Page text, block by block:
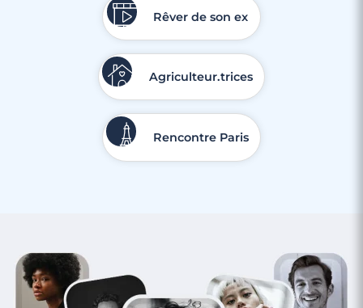
Rêver de son ex
Agriculteur.trices
Rencontre Paris